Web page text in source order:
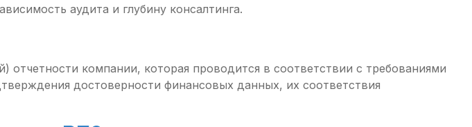
аудита и глубину консалтинга.
отчетности компании, которая проводится в соответствии с требованиями
достоверности финансовых данных, их соответствия